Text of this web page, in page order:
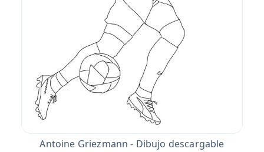
Antoine Griezmann - Dibujo descargable